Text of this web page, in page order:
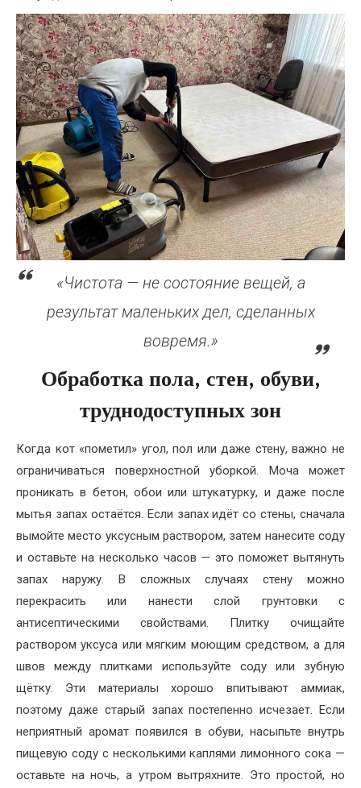
«Чистота — не состояние вещей, а
результат маленьких дел, сделанных
вовремя.»
Обработка пола, стен, обуви,
труднодоступных зон
Когда кот «пометил» угол, пол или даже стену, важно не
ограничиваться поверхностной уборкой. Моча может
проникать в бетон, обои или штукатурку, и даже после
мытья запах остаётся. Если запах идёт со стены, сначала
вымойте место уксусным раствором, затем нанесите соду
и оставьте на несколько часов — это поможет вытянуть
запах наружу. В сложных случаях стену можно
перекрасить или нанести слой грунтовки с
антисептическими свойствами. Плитку очищайте
раствором уксуса или мягким моющим средством, а для
швов между плитками используйте соду или зубную
щётку. Эти материалы хорошо впитывают аммиак,
поэтому даже старый запах постепенно исчезает. Если
неприятный аромат появился в обуви, насыпьте внутрь
пищевую соду с несколькими каплями лимонного сока —
оставьте на ночь, а утром вытряхните. Это простой, но